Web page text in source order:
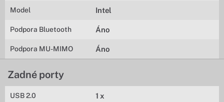
Model Intel
Podpora Bluetooth Áno
Podpora MU-MIMO Áno
Zadné porty
USB 2.0 1 x